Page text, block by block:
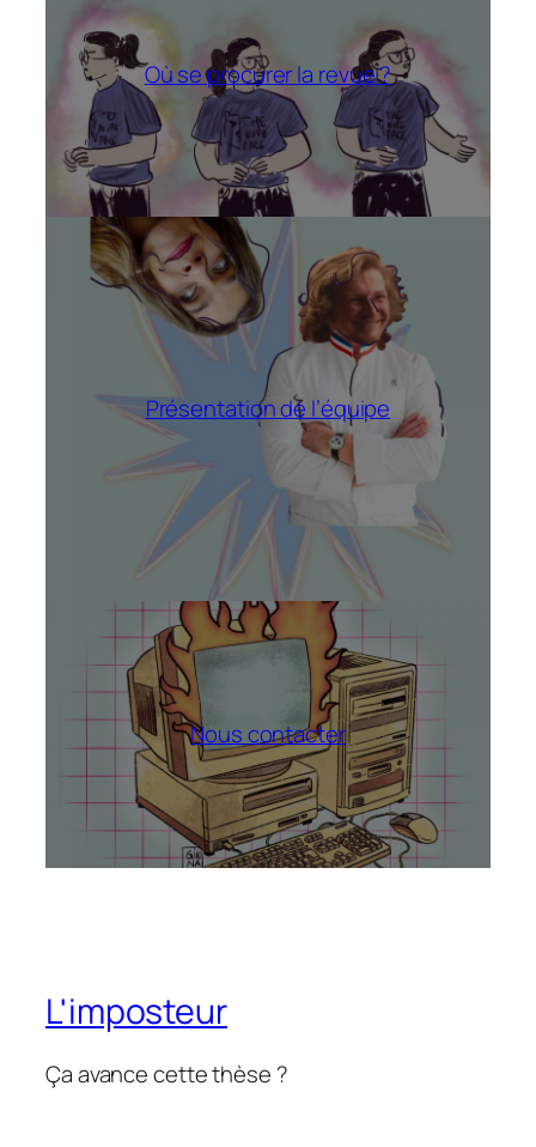
Où se procurer la revue ?
Présentation de l’équipe
Nous contacter
L'imposteur
Ça avance cette thèse ?